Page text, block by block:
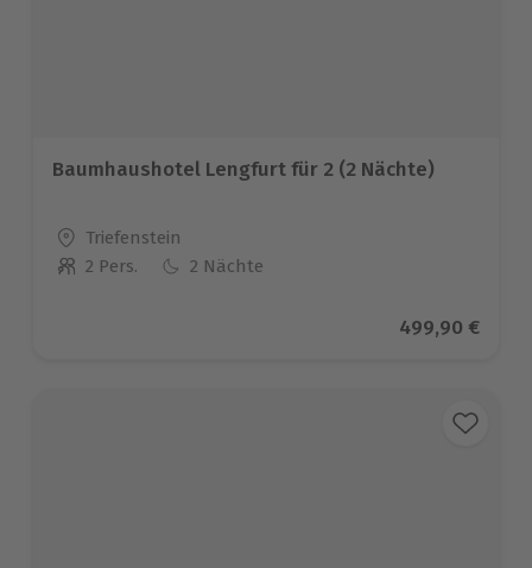
Baumhaushotel Lengfurt für 2 (2 Nächte)
Standort
Triefenstein
Anzahl der Teilnehmer
2 Pers. 2 Nächte
Aktueller
499,90 €